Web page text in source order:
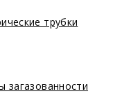
трубки
загазованности